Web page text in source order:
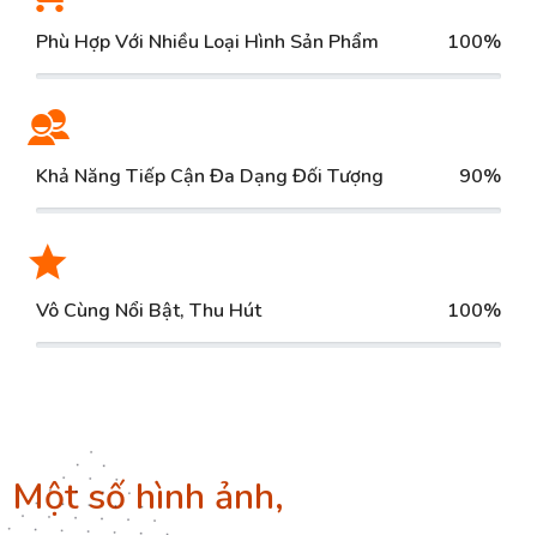
Phù Hợp Với Nhiều Loại Hình Sản Phẩm 100%
Khả Năng Tiếp Cận Đa Dạng Đối Tượng 90%
Vô Cùng Nổi Bật, Thu Hút 100%
Một số hình ảnh,